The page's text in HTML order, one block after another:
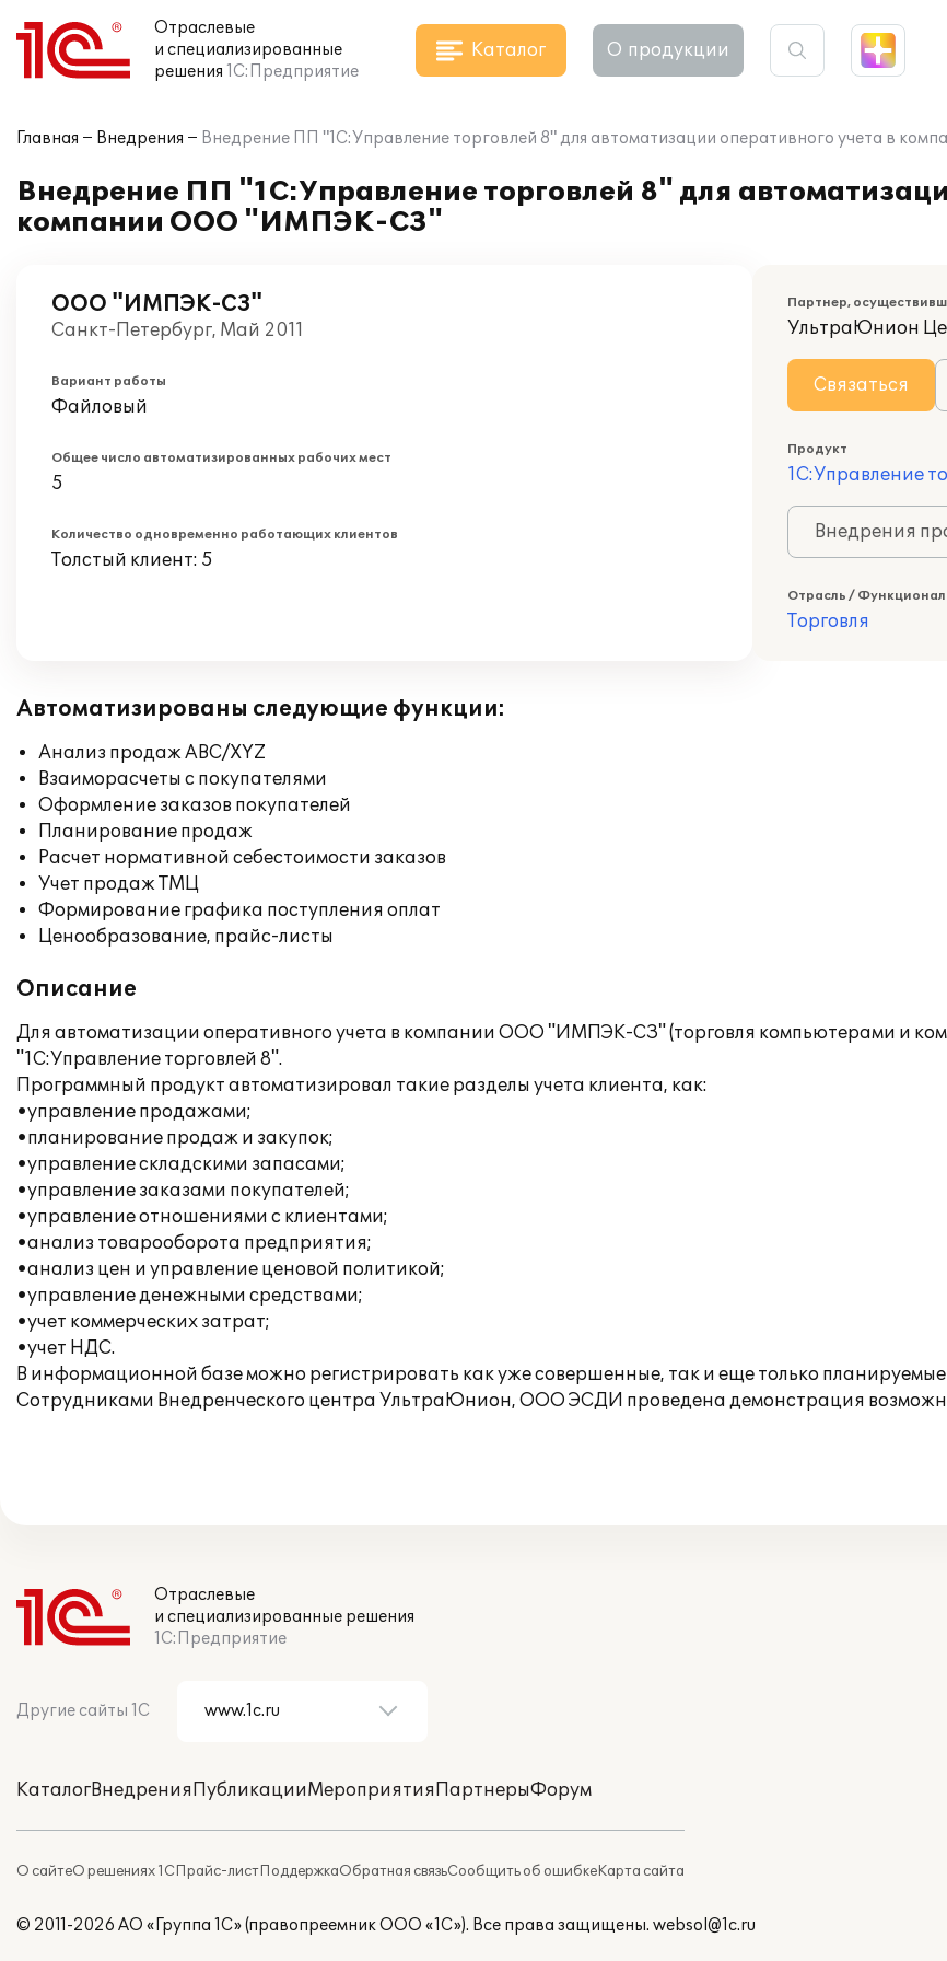
Отраслевые
и специализированные
решения 1С:Предприятие
Каталог О продукции
Главная Внедрения Внедрение ПП "1С:Управление торговлей 8" для автоматизации оперативного учета в
Внедрение ПП "1С:Управление торговлей 8" для
компании ООО "ИМПЭК-СЗ"
ООО "ИМПЭК-СЗ"
Санкт-Петербург, Май 2011
Вариант работы
Файловый
Общее число автоматизированных рабочих мест
5
Количество одновременно работающих клиентов
Толстый клиент: 5
Партнер,
УльтраЮнион
Связаться
Продукт
1С:Управление
Внедрения
Отрасль /
Торговля
Автоматизированы следующие функции:
Анализ продаж ABC/XYZ
Взаиморасчеты с покупателями
Оформление заказов покупателей
Планирование продаж
Расчет нормативной себестоимости заказов
Учет продаж ТМЦ
Формирование графика поступления оплат
Ценообразование, прайс-листы
Описание
Для автоматизации оперативного учета в компании ООО "ИМПЭК-СЗ" (торговля компьютерами и
"1С:Управление торговлей 8".
Программный продукт автоматизировал такие разделы учета клиента, как:
•управление продажами;
•планирование продаж и закупок;
•управление складскими запасами;
•управление заказами покупателей;
•управление отношениями с клиентами;
•анализ товарооборота предприятия;
•анализ цен и управление ценовой политикой;
•управление денежными средствами;
•учет коммерческих затрат;
•учет НДС.
В информационной базе можно регистрировать как уже совершенные, так и еще только
Сотрудниками Внедренческого центра УльтраЮнион, ООО ЭСДИ проведена демонстрация
Отраслевые
и специализированные решения
1С:Предприятие
Другие сайты 1С
КаталогВнедренияПубликацииМероприятияПартнерыФорум
О сайтеО решениях 1СПрайс-листПоддержкаОбратная связьСообщить об ошибкеКарта сайта
© 2011-2026 АО «Группа 1С» (правопреемник ООО «1С»). Все права защищены. websol@1c.ru